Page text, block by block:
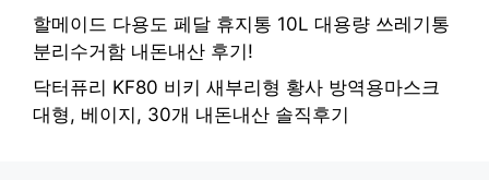
할메이드 다용도 페달 휴지통 10L 대용량 쓰레기통
분리수거함 내돈내산 후기!
닥터퓨리 KF80 비키 새부리형 황사 방역용마스크
대형, 베이지, 30개 내돈내산 솔직후기